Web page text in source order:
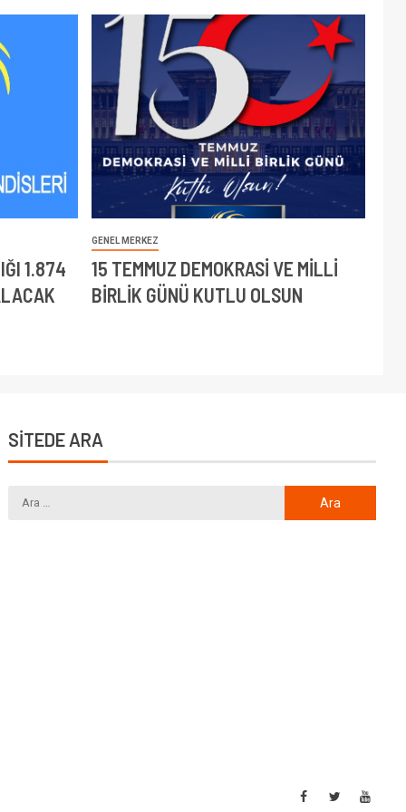
1.874
GENEL MERKEZ
15 TEMMUZ DEMOKRASİ VE MİLLİ
BİRLİK GÜNÜ KUTLU OLSUN
SİTEDE ARA